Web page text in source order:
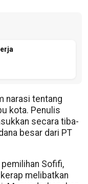
narasi tentang
kota. Penulis
secara tiba-
besar dari PT
Sofifi,
melibatkan